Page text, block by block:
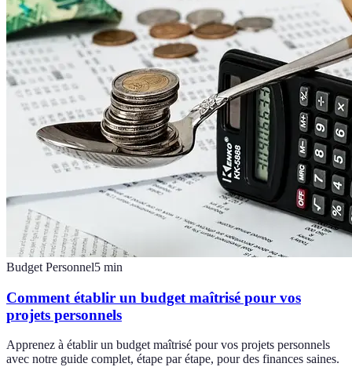
Budget Personnel5 min
Comment établir un budget maîtrisé pour vos
projets personnels
Apprenez à établir un budget maîtrisé pour vos projets personnels
avec notre guide complet, étape par étape, pour des finances saines.